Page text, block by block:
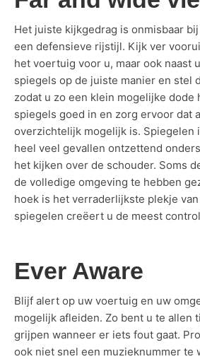
Het juiste kijkgedrag is onmisbaar
een defensieve rijstijl. Kijk ver
het voertuig voor u, maar ook naast
spiegels op de juiste manier en stel
zodat u zo een klein mogelijke dode
spiegels goed in en zorg ervoor dat
overzichtelijk mogelijk is. Spiegelen
heel veel gevallen ontzettend
het kijken over de schouder. Soms
de volledige omgeving te hebben
hoek is het verraderlijkste plekje
spiegelen creëert u de meest
Ever Aware
Blijf alert op uw voertuig en uw
mogelijk afleiden. Zo bent u te allen
grijpen wanneer er iets fout gaat.
ook niet snel een muzieknummer te